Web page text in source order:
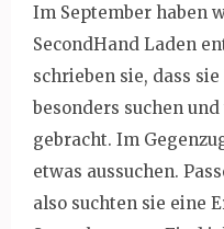
Im September haben
SecondHand Laden
schrieben sie, dass
besonders suchen
gebracht. Im
etwas aussuchen.
also suchten sie eine